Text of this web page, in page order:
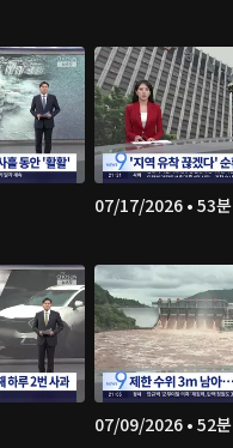
07/17/2026 • 53분
07/09/2026 • 52분